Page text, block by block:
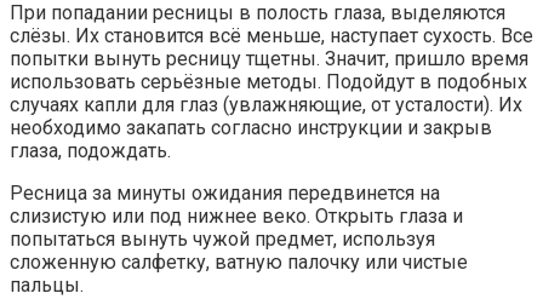
При попадании ресницы в полость глаза, выделяются
слёзы. Их становится всё меньше, наступает сухость. Все
попытки вынуть ресницу тщетны. Значит, пришло время
использовать серьёзные методы. Подойдут в подобных
случаях капли для глаз (увлажняющие, от усталости). Их
необходимо закапать согласно инструкции и закрыв
глаза, подождать.
Ресница за минуты ожидания передвинется на
слизистую или под нижнее веко. Открыть глаза и
попытаться вынуть чужой предмет, используя
сложенную салфетку, ватную палочку или чистые
пальцы.